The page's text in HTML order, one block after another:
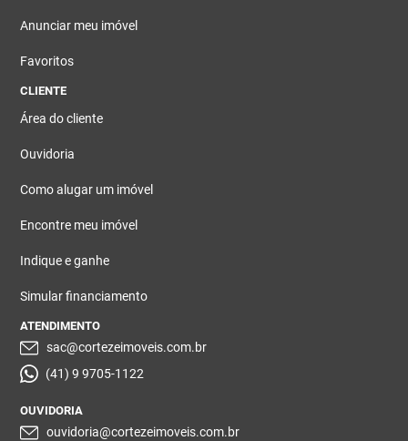
Anunciar meu imóvel
Favoritos
CLIENTE
Área do cliente
Ouvidoria
Como alugar um imóvel
Encontre meu imóvel
Indique e ganhe
Simular financiamento
ATENDIMENTO
sac@cortezeimoveis.com.br
(41) 9 9705-1122
OUVIDORIA
ouvidoria@cortezeimoveis.com.br